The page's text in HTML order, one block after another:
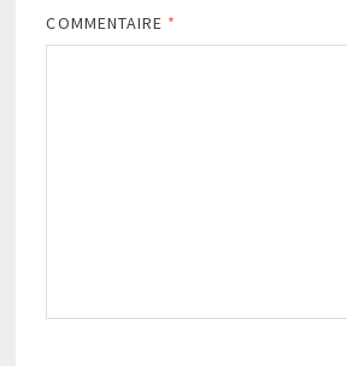
COMMENTAIRE *